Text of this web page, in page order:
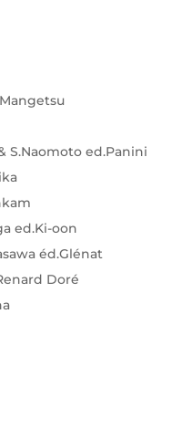
S.Naomoto ed.Panini
ed.Ki-oon
éd.Glénat
Doré